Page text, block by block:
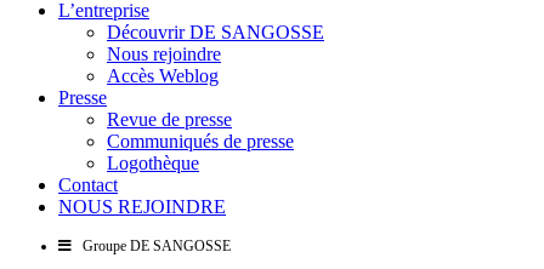
L’entreprise
Découvrir DE SANGOSSE
Nous rejoindre
Accès Weblog
Presse
Revue de presse
Communiqués de presse
Logothèque
Contact
NOUS REJOINDRE
Groupe DE SANGOSSE